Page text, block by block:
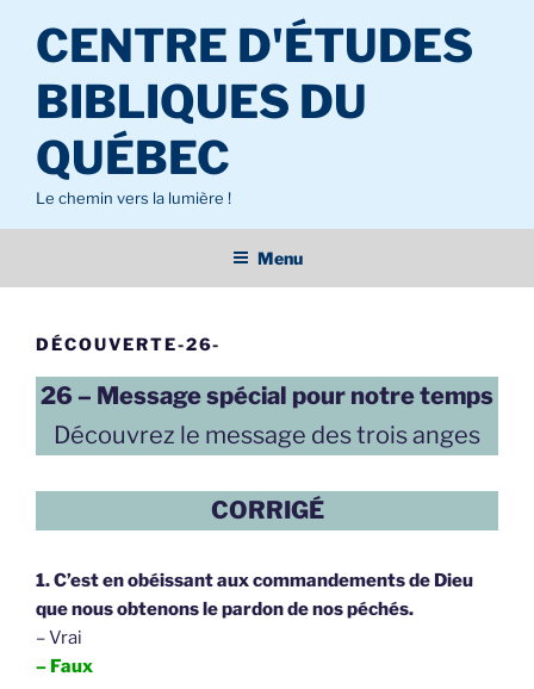
contenu
principal
CENTRE D'ÉTUDES
BIBLIQUES DU
QUÉBEC
Le chemin vers la lumière !
Menu
DÉCOUVERTE-26-
26 – Message spécial pour notre temps
Découvrez le message des trois anges
CORRIGÉ
1. C’est en obéissant aux commandements de Dieu
que nous obtenons le pardon de nos péchés.
– Vrai
– Faux